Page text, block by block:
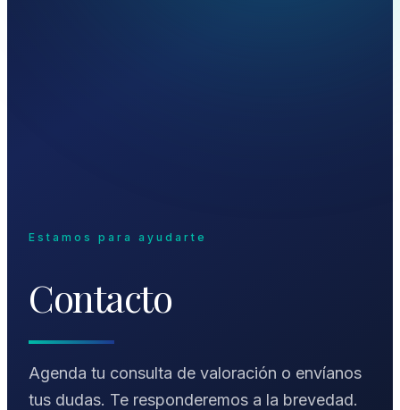
Estamos para ayudarte
Contacto
Agenda tu consulta de valoración o envíanos
tus dudas. Te responderemos a la brevedad.